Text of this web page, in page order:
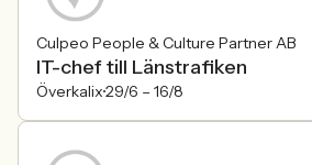
Culpeo People & Culture Partner AB
IT-chef till Länstrafiken
Överkalix29/6 – 16/8